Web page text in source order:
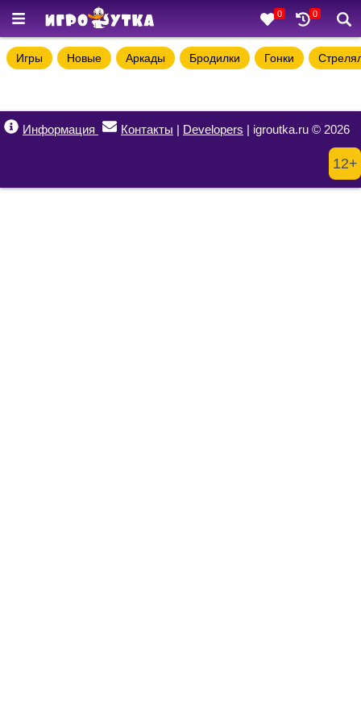
0 0
Игры Новые Аркады Бродилки Гонки
Информация Контакты | Developers | igroutka.ru © 2026
12+